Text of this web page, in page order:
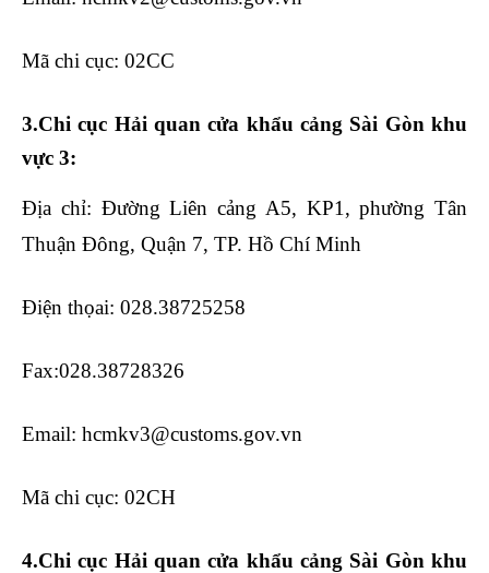
Mã chi cục: 02CC
3.Chi cục Hải quan cửa khẩu cảng Sài Gòn khu
vực 3:
Địa chỉ: Đường Liên cảng A5, KP1, phường Tân
Thuận Đông, Quận 7, TP. Hồ Chí Minh
Điện thọai: 028.38725258
Fax:028.38728326
Email: hcmkv3@customs.gov.vn
Mã chi cục: 02CH
4.Chi cục Hải quan cửa khẩu cảng Sài Gòn khu